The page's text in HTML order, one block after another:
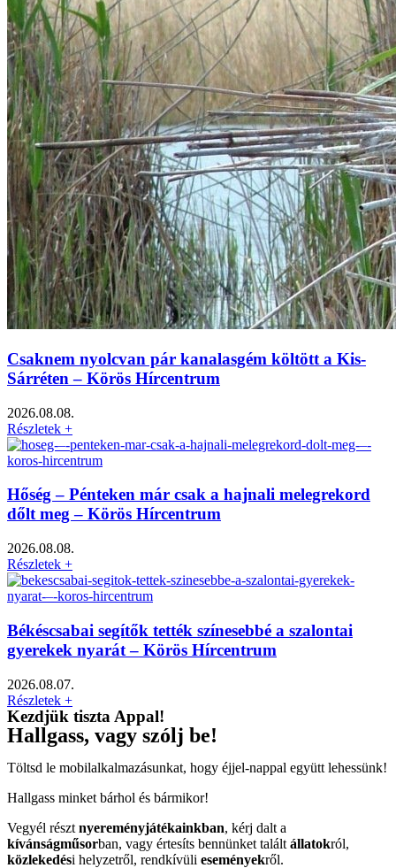
Csaknem nyolcvan pár kanalasgém költött a Kis-
Sárréten – Körös Hírcentrum
2026.08.08.
Részletek +
Hőség – Pénteken már csak a hajnali melegrekord
dőlt meg – Körös Hírcentrum
2026.08.08.
Részletek +
Békéscsabai segítők tették színesebbé a szalontai
gyerekek nyarát – Körös Hírcentrum
2026.08.07.
Részletek +
Kezdjük tiszta Appal!
Hallgass, vagy szólj be!
Töltsd le mobilalkalmazásunkat, hogy éjjel-nappal együtt lehessünk!
Hallgass minket bárhol és bármikor!
Vegyél részt nyereményjátékainkban, kérj dalt a
kívánságműsorban, vagy értesíts bennünket talált állatokról,
közlekedési helyzetről, rendkívüli eseményekről.